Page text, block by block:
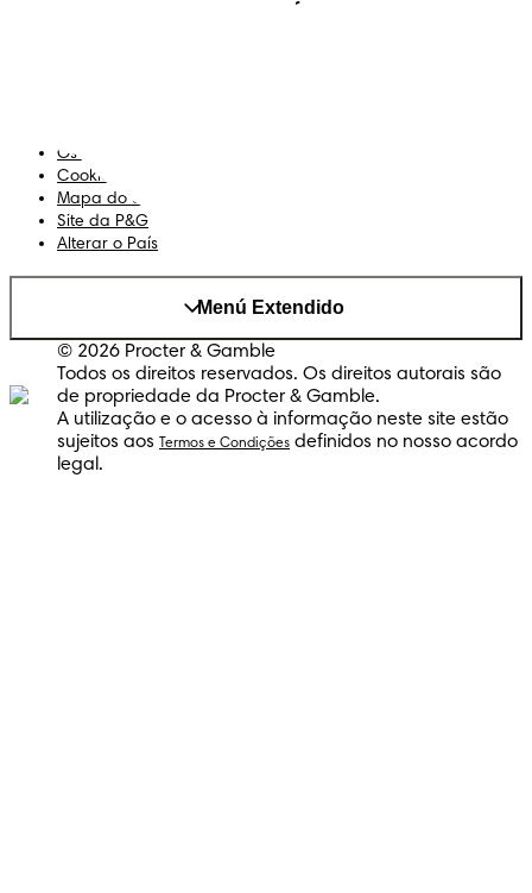
Os Meus Dados
Cookies
Mapa do Site
Site da P&G
Alterar o País
Menú Extendido
© 2026 Procter & Gamble
Todos os direitos reservados. Os direitos autorais são
de propriedade da Procter & Gamble.
A utilização e o acesso à informação neste site estão
sujeitos aos
Termos e Condições definidos no nosso acordo
legal.